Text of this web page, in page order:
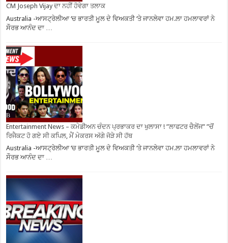
CM Joseph Vijay ਦਾ ਨਹੀਂ ਹੋਵੇਗਾ ਤਲਾਕ
Australia -ਆਸਟ੍ਰੇਲੀਆ ‘ਚ ਭਾਰਤੀ ਮੂਲ ਦੇ ਵਿਅਕਤੀ ‘ਤੇ ਜਾਨਲੇਵਾ ਹਮ.ਲਾ ਹਮਲਾਵਰਾਂ ਨੇ
ਸੌਰਭ ਆਨੰਦ ਦਾ …
Entertainment News – ਕਮੇਡੀਅਨ ਚੰਦਨ ਪ੍ਰਭਾਕਰ ਦਾ ਖੁਲਾਸਾ ! ”ਲਾਫਟਰ ਚੈਲੇਂਜ” ”ਚੋਂ
ਰਿਜੈਕਟ ਹੋ ਗਏ ਸੀ ਕਪਿਲ, ਮੈਂ ਮੇਕਰਸ ਅੱਗੇ ਜੋੜੇ ਸੀ ਹੱਥ
Australia -ਆਸਟ੍ਰੇਲੀਆ ‘ਚ ਭਾਰਤੀ ਮੂਲ ਦੇ ਵਿਅਕਤੀ ‘ਤੇ ਜਾਨਲੇਵਾ ਹਮ.ਲਾ ਹਮਲਾਵਰਾਂ ਨੇ
ਸੌਰਭ ਆਨੰਦ ਦਾ …